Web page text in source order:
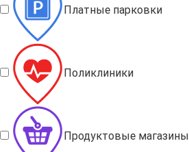
Платные парковки
Поликлиники
Продуктовые магазины